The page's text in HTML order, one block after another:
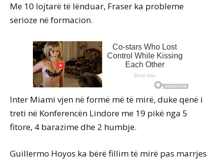
Me 10 lojtarë të lënduar, Fraser ka probleme
serioze në formacion.
Inter Miami vjen në formë më të mirë, duke qenë i
treti në Konferencën Lindore me 19 pikë nga 5
fitore, 4 barazime dhe 2 humbje.
Guillermo Hoyos ka bërë fillim të mirë pas marrjes